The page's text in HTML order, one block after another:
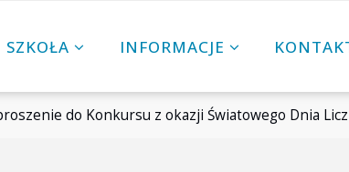
SZKOŁA INFORMACJE
do Konkursu z okazji Światowego Dnia